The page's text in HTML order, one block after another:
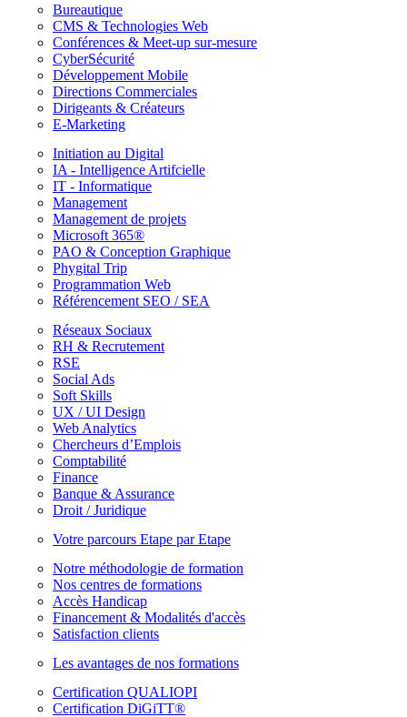
Bureautique
CMS & Technologies Web
Conférences & Meet-up sur-mesure
CyberSécurité
Développement Mobile
Directions Commerciales
Dirigeants & Créateurs
E-Marketing
Initiation au Digital
IA - Intelligence Artifcielle
IT - Informatique
Management
Management de projets
Microsoft 365®
PAO & Conception Graphique
Phygital Trip
Programmation Web
Référencement SEO / SEA
Réseaux Sociaux
RH & Recrutement
RSE
Social Ads
Soft Skills
UX / UI Design
Web Analytics
Chercheurs d’Emplois
Comptabilité
Finance
Banque & Assurance
Droit / Juridique
Votre parcours Etape par Etape
Notre méthodologie de formation
Nos centres de formations
Accès Handicap
Financement & Modalités d'accès
Satisfaction clients
Les avantages de nos formations
Certification QUALIOPI
Certification DiGiTT®